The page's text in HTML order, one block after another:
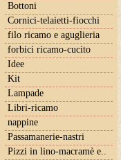
Bottoni
Cornici-telaietti-fiocchi
filo ricamo e aguglieria
forbici ricamo-cucito
Idee
Kit
Lampade
Libri-ricamo
nappine
Passamanerie-nastri
Pizzi in lino-macramè e..